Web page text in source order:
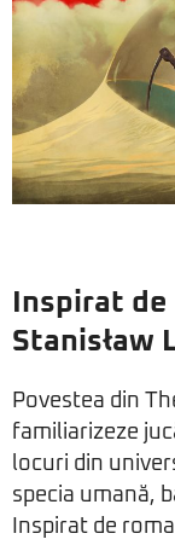
Inspirat
Stanisław
Povestea din
familiarizeze
locuri din
specia umană,
Inspirat de